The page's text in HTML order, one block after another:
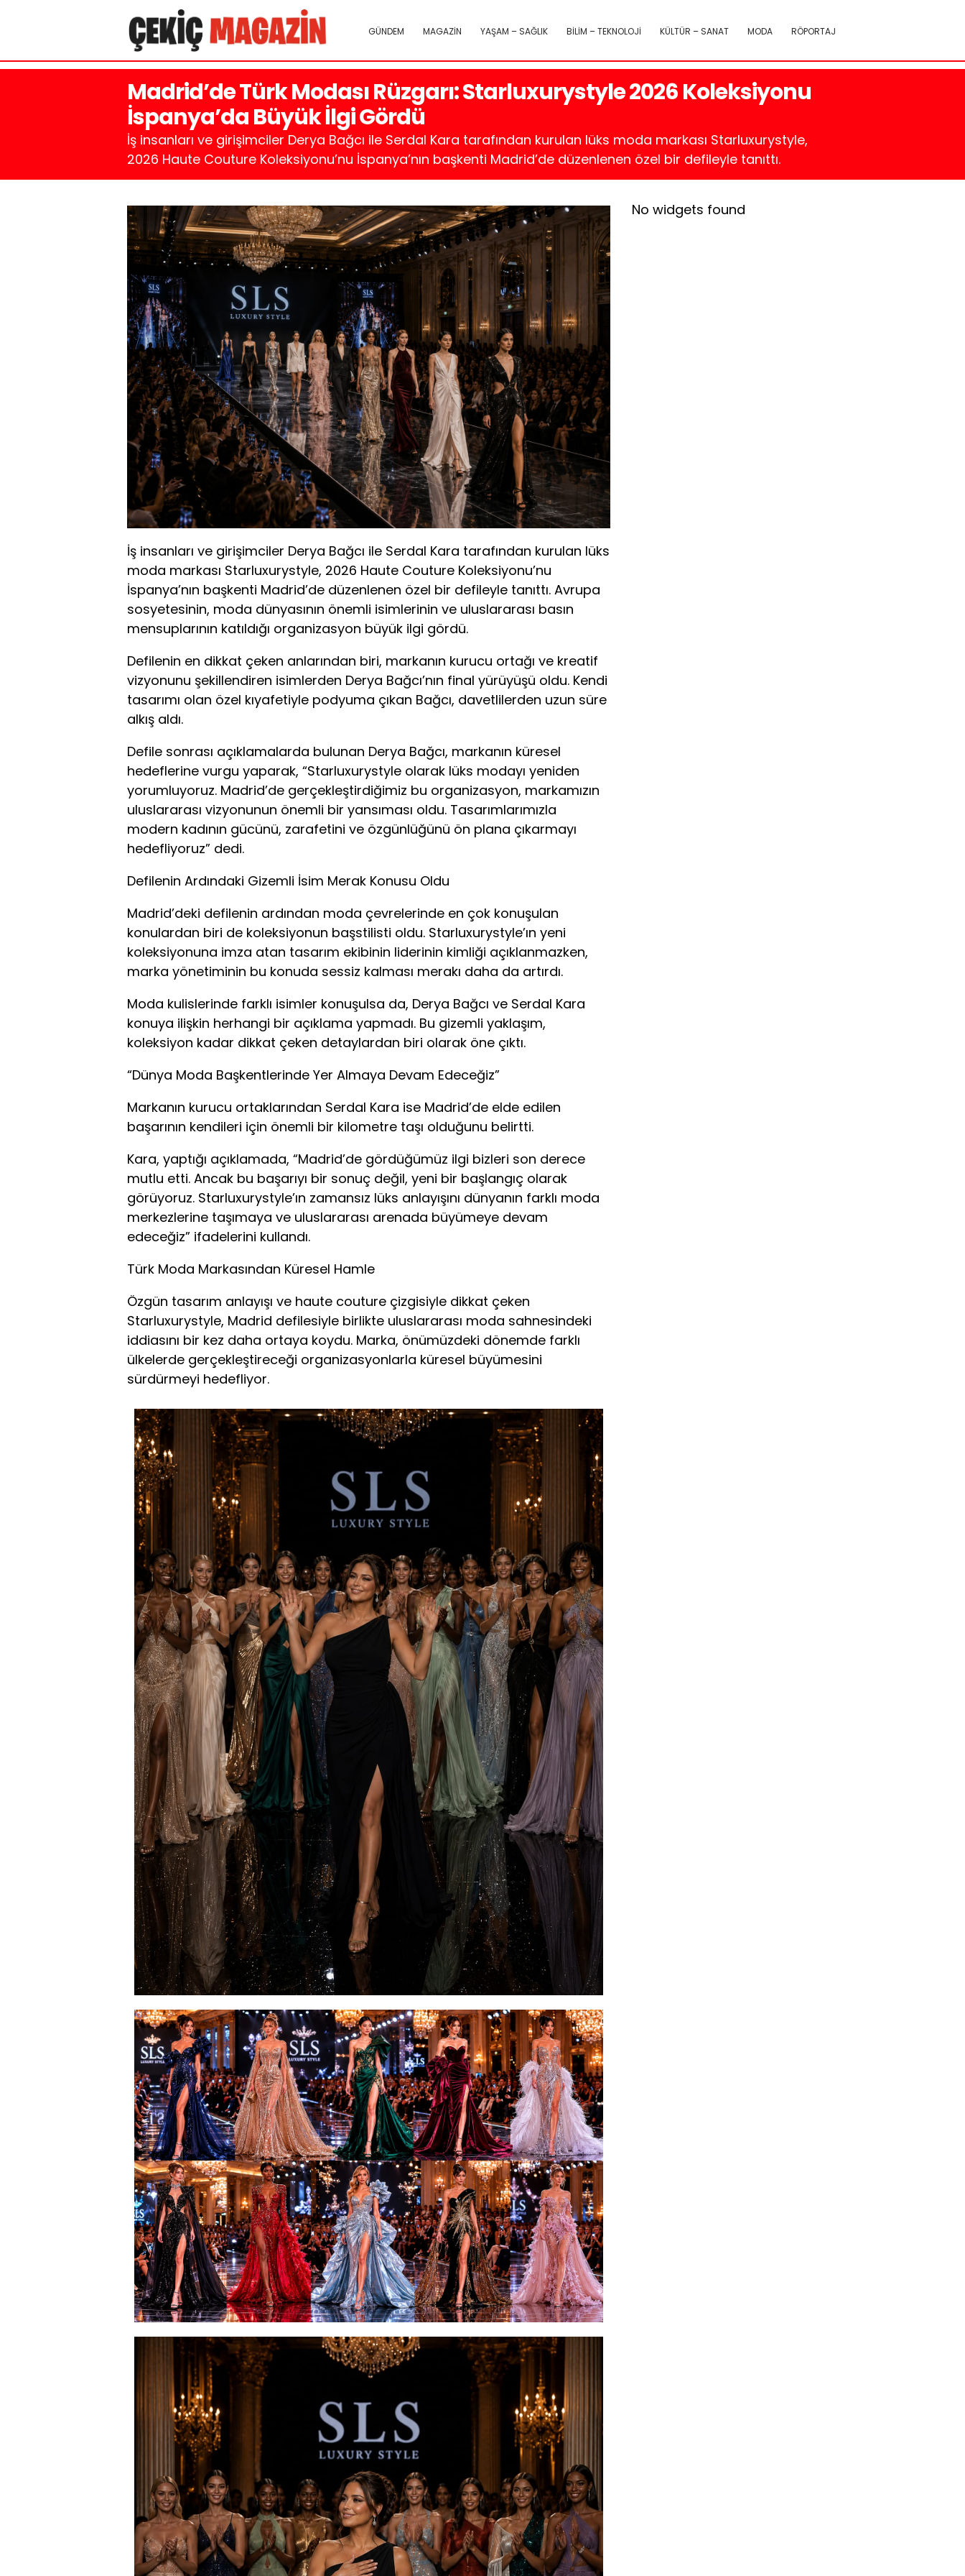
GÜNDEM MAGAZİN YAŞAM – SAĞLIK BİLİM – TEKNOLOJİ KÜLTÜR – SANAT MODA RÖPORTAJ
Madrid’de Türk Modası Rüzgarı: Starluxurystyle 2026 Koleksiyonu
İspanya’da Büyük İlgi Gördü
İş insanları ve girişimciler Derya Bağcı ile Serdal Kara tarafından kurulan lüks moda markası Starluxurystyle,
2026 Haute Couture Koleksiyonu’nu İspanya’nın başkenti Madrid’de düzenlenen özel bir defileyle tanıttı.
İş insanları ve girişimciler Derya Bağcı ile Serdal Kara tarafından kurulan lüks
moda markası Starluxurystyle, 2026 Haute Couture Koleksiyonu’nu
İspanya’nın başkenti Madrid’de düzenlenen özel bir defileyle tanıttı. Avrupa
sosyetesinin, moda dünyasının önemli isimlerinin ve uluslararası basın
mensuplarının katıldığı organizasyon büyük ilgi gördü.
Defilenin en dikkat çeken anlarından biri, markanın kurucu ortağı ve kreatif
vizyonunu şekillendiren isimlerden Derya Bağcı’nın final yürüyüşü oldu. Kendi
tasarımı olan özel kıyafetiyle podyuma çıkan Bağcı, davetlilerden uzun süre
alkış aldı.
Defile sonrası açıklamalarda bulunan Derya Bağcı, markanın küresel
hedeflerine vurgu yaparak, “Starluxurystyle olarak lüks modayı yeniden
yorumluyoruz. Madrid’de gerçekleştirdiğimiz bu organizasyon, markamızın
uluslararası vizyonunun önemli bir yansıması oldu. Tasarımlarımızla
modern kadının gücünü, zarafetini ve özgünlüğünü ön plana çıkarmayı
hedefliyoruz” dedi.
Defilenin Ardındaki Gizemli İsim Merak Konusu Oldu
Madrid’deki defilenin ardından moda çevrelerinde en çok konuşulan
konulardan biri de koleksiyonun başstilisti oldu. Starluxurystyle’ın yeni
koleksiyonuna imza atan tasarım ekibinin liderinin kimliği açıklanmazken,
marka yönetiminin bu konuda sessiz kalması merakı daha da artırdı.
Moda kulislerinde farklı isimler konuşulsa da, Derya Bağcı ve Serdal Kara
konuya ilişkin herhangi bir açıklama yapmadı. Bu gizemli yaklaşım,
koleksiyon kadar dikkat çeken detaylardan biri olarak öne çıktı.
“Dünya Moda Başkentlerinde Yer Almaya Devam Edeceğiz”
Markanın kurucu ortaklarından Serdal Kara ise Madrid’de elde edilen
başarının kendileri için önemli bir kilometre taşı olduğunu belirtti.
Kara, yaptığı açıklamada, “Madrid’de gördüğümüz ilgi bizleri son derece
mutlu etti. Ancak bu başarıyı bir sonuç değil, yeni bir başlangıç olarak
görüyoruz. Starluxurystyle’ın zamansız lüks anlayışını dünyanın farklı moda
merkezlerine taşımaya ve uluslararası arenada büyümeye devam
edeceğiz” ifadelerini kullandı.
Türk Moda Markasından Küresel Hamle
Özgün tasarım anlayışı ve haute couture çizgisiyle dikkat çeken
Starluxurystyle, Madrid defilesiyle birlikte uluslararası moda sahnesindeki
iddiasını bir kez daha ortaya koydu. Marka, önümüzdeki dönemde farklı
ülkelerde gerçekleştireceği organizasyonlarla küresel büyümesini
sürdürmeyi hedefliyor.
No widgets found